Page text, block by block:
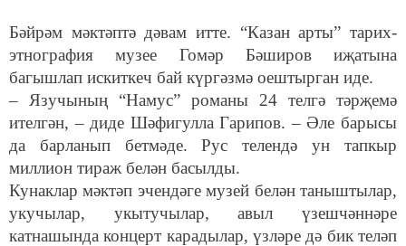
Бәйрәм мәктәптә дәвам итте. “Казан арты” тарих-
этнография музее Гомәр Бәширов иҗатына
багышлап искиткеч бай күргәзмә оештырган иде.
– Язучының “Намус” романы 24 телгә тәрҗемә
ителгән, – диде Шәфигулла Гарипов. – Әле барысы
да барланып бетмәде. Рус телендә ун тапкыр
миллион тираж белән басылды.
Кунаклар мәктәп эчендәге музей белән таныштылар,
укучылар, укытучылар, авыл үзешчәннәре
катнашында концерт карадылар, үзләре дә бик теләп